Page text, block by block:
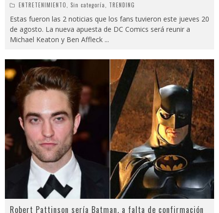
ENTRETENIMIENTO
Sin categoría TRENDING
Estas fueron las 2 noticias que los fans tuvieron este jueves 20
de agosto. La nueva apuesta de DC Comics será reunir a
Michael Keaton y Ben Affleck ...
Robert Pattinson sería Batman, a falta de confirmación